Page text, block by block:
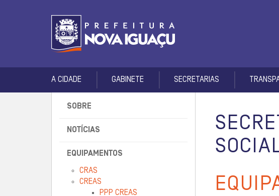
A CIDADE GABINETE SECRETARIAS
SOBRE
NOTÍCIAS
EQUIPAMENTOS
CRAS
CREAS
PPP CREAS